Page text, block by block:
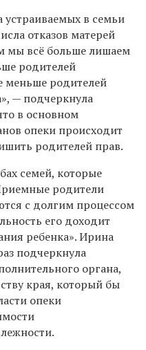
в семьи
отказов матерей
мы всё больше лишаем
родителей
меньше родителей
— подчеркнула
в основном
опеки происходит
родителей прав.
семей, которые
родители
с долгим процессом
его доходит
ребенка». Ирина
подчеркнула
органа,
края, который бы
опеки